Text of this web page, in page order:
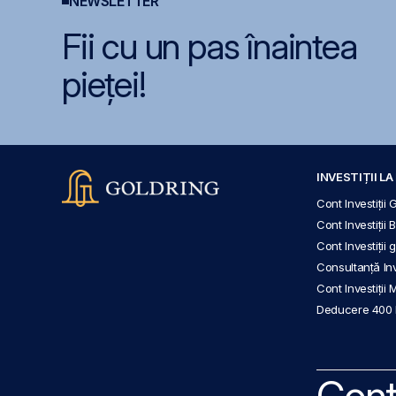
Fii cu un pas înaintea
pieței!
INVESTIȚII LA
Cont Investiții
Cont Investiții
Cont Investiții
Consultanță
Cont Investiții
Deducere 400